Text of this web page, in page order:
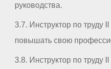
руководства.
3.7. Инструктор по труду
повышать свою
3.8. Инструктор по труду